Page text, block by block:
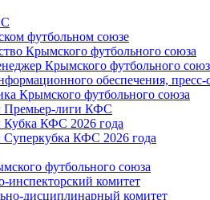
футбольном союзе
Крымского футбольного союза
Крымского футбольного
обеспечения, пресс-
Крымского футбольного союза
Премьер-лиги КФС
Кубка КФС 2026 года
Суперкубка КФС 2026 года
футбольного союза
инспекторский комитет
дисциплинарный комитет